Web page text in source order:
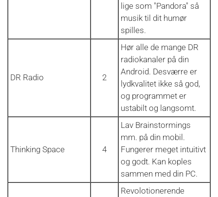
lige som "Pandora" så
musik til dit humør
spilles.
DR Radio 2
Hør alle de mange DR
radiokanaler på din
Android. Desværre er
lydkvalitet ikke så god,
og programmet er
ustabilt og langsomt.
Thinking Space 4
Lav Brainstormings
mm. på din mobil.
Fungerer meget intuitivt
og godt. Kan koples
sammen med din PC.
Revolotionerende